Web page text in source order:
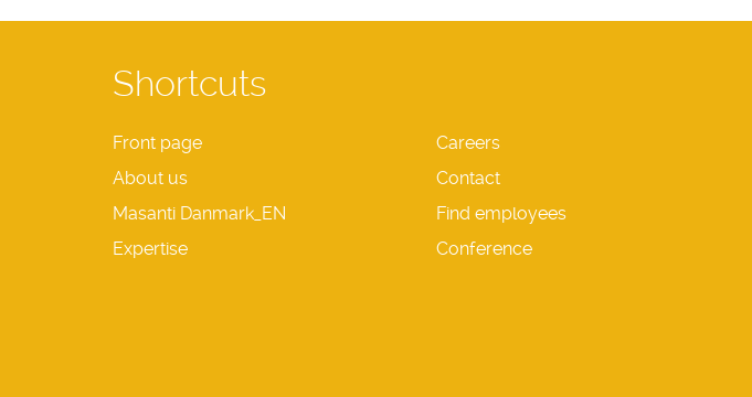
Shortcuts
Front page
About us
Masanti Danmark_EN
Expertise
Careers
Contact
Find employees
Conference